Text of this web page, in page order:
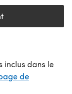
un nouvel
inclus dans le
de